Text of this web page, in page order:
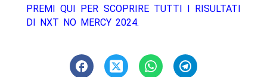
PREMI QUI PER SCOPRIRE TUTTI I RISULTATI
DI NXT NO MERCY 2024.